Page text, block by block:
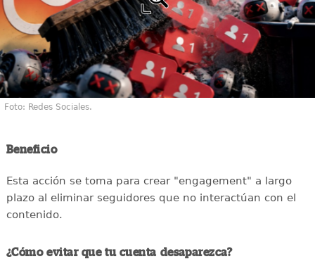
Foto: Redes Sociales.
Beneficio
Esta acción se toma para crear "engagement" a largo
plazo al eliminar seguidores que no interactúan con el
contenido.
¿Cómo evitar que tu cuenta desaparezca?